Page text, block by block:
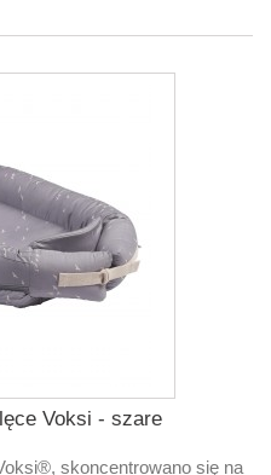
Voksi - szare
skoncentrowano się na